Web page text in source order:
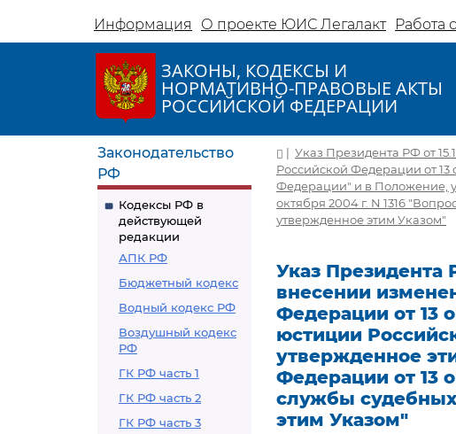
Информация О проекте ЮИС Легалакт Работа
ЗАКОНЫ, КОДЕКСЫ И
НОРМАТИВНО-ПРАВОВЫЕ АКТЫ
РОССИЙСКОЙ ФЕДЕРАЦИИ
Законодательство
РФ
Кодексы РФ в
действующей
редакции
АПК РФ
Бюджетный кодекс
Водный кодекс РФ
Воздушный кодекс
РФ
ГК РФ часть 1
ГК РФ часть 2
ГК РФ часть 3
| Указ Президента РФ от
Российской Федерации от 13
Федерации" и в Положение,
октября 2004 г. N 1316
утвержденное этим Указом"
Указ Президента
внесении
Федерации от 13
юстиции
утвержденное
Федерации от 13
службы
этим Указом"